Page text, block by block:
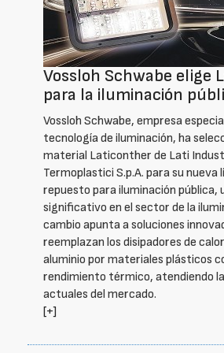
Vossloh Schwabe elige
para la iluminación
Vossloh Schwabe, empresa
tecnología de iluminación, ha
material Laticonther de Lati
Termoplastici S.p.A. para su nueva
repuesto para iluminación pública,
significativo en el sector de la
cambio apunta a soluciones
reemplazan los disipadores de
aluminio por materiales plásticos
rendimiento térmico, atendiendo
actuales del mercado.
[+]